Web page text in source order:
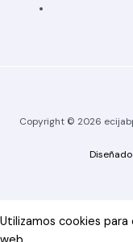
Copyright © 2026
Utilizamos cookies